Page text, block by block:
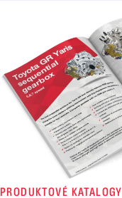
PRODUKTOVÉ KATALOGY